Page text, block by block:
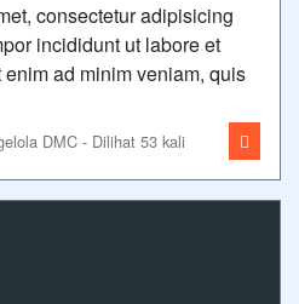
consectetur adipisicing
incididunt ut labore et
ad minim veniam, quis
DMC - Dilihat 53 kali